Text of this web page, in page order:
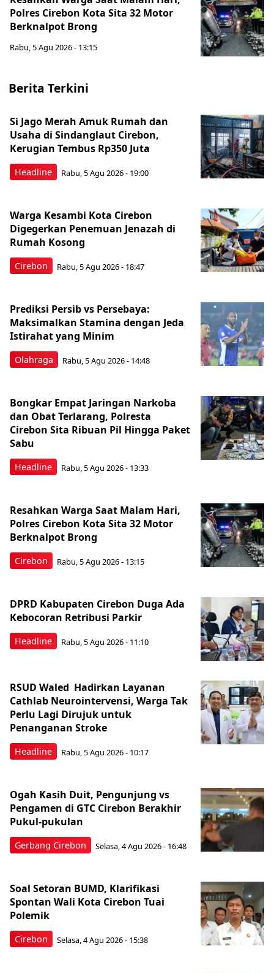
Polres Cirebon Kota Sita 32 Motor
Berknalpot Brong
Rabu, 5 Agu 2026 - 13:15
Berita Terkini
Headline
Si Jago Merah Amuk Rumah dan
Usaha di Sindanglaut Cirebon,
Kerugian Tembus Rp350 Juta
Rabu, 5 Agu 2026 - 19:00
Cirebon
Warga Kesambi Kota Cirebon
Digegerkan Penemuan Jenazah di
Rumah Kosong
Rabu, 5 Agu 2026 - 18:47
Olahraga
Prediksi Persib vs Persebaya:
Maksimalkan Stamina dengan Jeda
Istirahat yang Minim
Rabu, 5 Agu 2026 - 14:48
Headline
Bongkar Empat Jaringan Narkoba
dan Obat Terlarang, Polresta
Cirebon Sita Ribuan Pil Hingga Paket
Sabu
Rabu, 5 Agu 2026 - 13:33
Cirebon
Resahkan Warga Saat Malam Hari,
Polres Cirebon Kota Sita 32 Motor
Berknalpot Brong
Rabu, 5 Agu 2026 - 13:15
Headline
DPRD Kabupaten Cirebon Duga Ada
Kebocoran Retribusi Parkir
Rabu, 5 Agu 2026 - 11:10
Headline
RSUD Waled Hadirkan Layanan
Cathlab Neurointervensi, Warga Tak
Perlu Lagi Dirujuk untuk
Penanganan Stroke
Rabu, 5 Agu 2026 - 10:17
Gerbang Cirebon
Ogah Kasih Duit, Pengunjung vs
Pengamen di GTC Cirebon Berakhir
Pukul-pukulan
Selasa, 4 Agu 2026 - 16:48
Cirebon
Soal Setoran BUMD, Klarifikasi
Spontan Wali Kota Cirebon Tuai
Polemik
Selasa, 4 Agu 2026 - 15:38